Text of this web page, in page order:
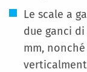
Le scale a
due ganci
mm,